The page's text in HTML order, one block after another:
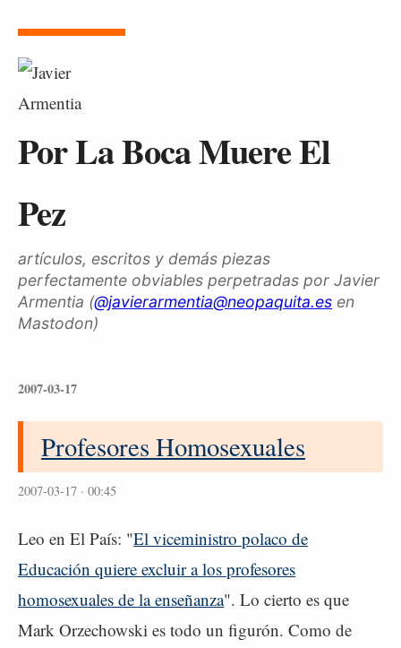
Por La Boca Muere El
Pez
artículos, escritos y demás piezas
perfectamente obviables perpetradas por Javier
Armentia (@javierarmentia@neopaquita.es en
Mastodon)
2007-03-17
Profesores Homosexuales
2007-03-17 · 00:45
Leo en El País: "El viceministro polaco de
Educación quiere excluir a los profesores
homosexuales de la enseñanza". Lo cierto es que
Mark Orzechowski es todo un figurón. Como de